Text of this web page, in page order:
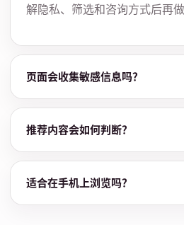
解隐私、筛选和咨询方式后再做
页面会收集敏感信息吗？
推荐内容会如何判断？
适合在手机上浏览吗？